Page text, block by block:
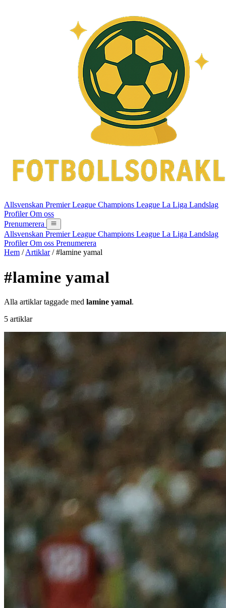
Allsvenskan Premier League Champions League La Liga Landslag
ProfilerOm oss
Prenumerera
Allsvenskan Premier League Champions League La Liga Landslag
ProfilerOm oss Prenumerera
Hem / Artiklar / #lamine yamal
#lamine yamal
Alla artiklar taggade med lamine yamal.
5 artiklar